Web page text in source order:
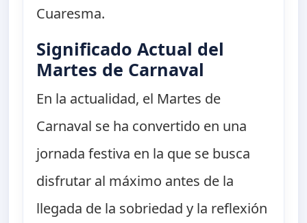
Cuaresma.
Significado Actual del
Martes de Carnaval
En la actualidad, el Martes de
Carnaval se ha convertido en una
jornada festiva en la que se busca
disfrutar al máximo antes de la
llegada de la sobriedad y la reflexión